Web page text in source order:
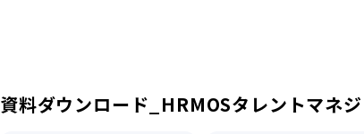
資料ダウンロード_HRMOSタレントマネ